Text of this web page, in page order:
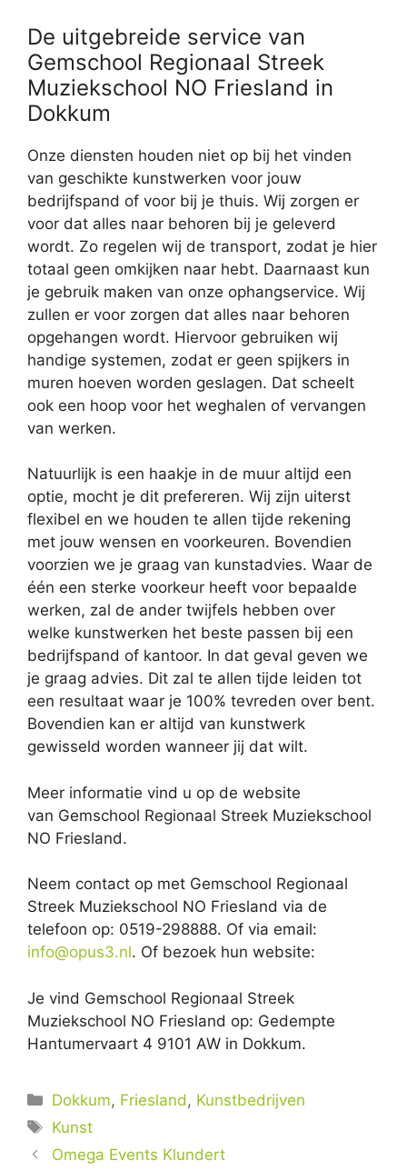
De uitgebreide service van
Gemschool Regionaal Streek
Muziekschool NO Friesland in
Dokkum
Onze diensten houden niet op bij het vinden
van geschikte kunstwerken voor jouw
bedrijfspand of voor bij je thuis. Wij zorgen er
voor dat alles naar behoren bij je geleverd
wordt. Zo regelen wij de transport, zodat je hier
totaal geen omkijken naar hebt. Daarnaast kun
je gebruik maken van onze ophangservice. Wij
zullen er voor zorgen dat alles naar behoren
opgehangen wordt. Hiervoor gebruiken wij
handige systemen, zodat er geen spijkers in
muren hoeven worden geslagen. Dat scheelt
ook een hoop voor het weghalen of vervangen
van werken.
Natuurlijk is een haakje in de muur altijd een
optie, mocht je dit prefereren. Wij zijn uiterst
flexibel en we houden te allen tijde rekening
met jouw wensen en voorkeuren. Bovendien
voorzien we je graag van kunstadvies. Waar de
één een sterke voorkeur heeft voor bepaalde
werken, zal de ander twijfels hebben over
welke kunstwerken het beste passen bij een
bedrijfspand of kantoor. In dat geval geven we
je graag advies. Dit zal te allen tijde leiden tot
een resultaat waar je 100% tevreden over bent.
Bovendien kan er altijd van kunstwerk
gewisseld worden wanneer jij dat wilt.
Meer informatie vind u op de website
van Gemschool Regionaal Streek Muziekschool
NO Friesland.
Neem contact op met Gemschool Regionaal
Streek Muziekschool NO Friesland via de
telefoon op: 0519-298888. Of via email:
info@opus3.nl. Of bezoek hun website:
Je vind Gemschool Regionaal Streek
Muziekschool NO Friesland op: Gedempte
Hantumervaart 4 9101 AW in Dokkum.
Categorieën
Dokkum, Friesland , Kunstbedrijven
Tags
Kunst
Omega Events Klundert